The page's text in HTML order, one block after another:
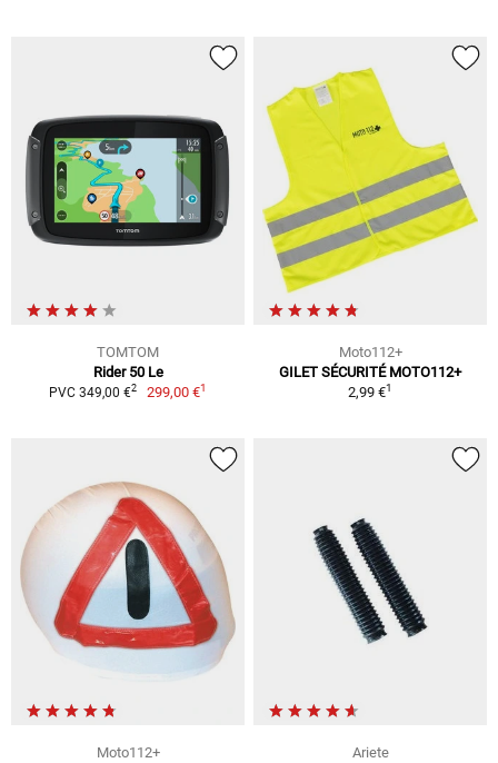
TOMTOM
Rider 50 Le
PVC 349,00 €2 299,00 €1
Moto112+
GILET SÉCURITÉ MOTO112+
2,99 €1
Moto112+
Ariete